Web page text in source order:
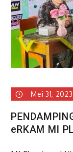
Mei 31, 2023
eRKAM MI